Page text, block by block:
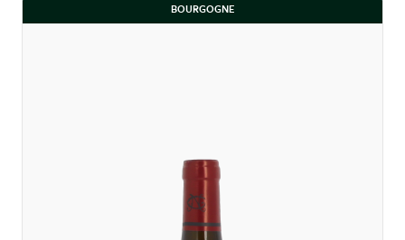
BOURGOGNE